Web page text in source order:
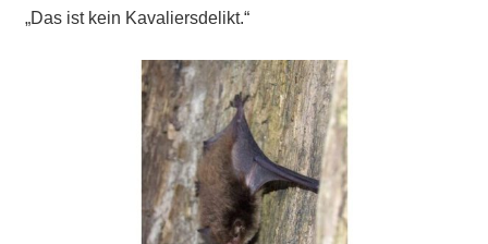
„Das ist kein Kavaliersdelikt.“